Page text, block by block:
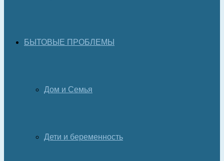
БЫТОВЫЕ ПРОБЛЕМЫ
Дом и Семья
Дети и беременность